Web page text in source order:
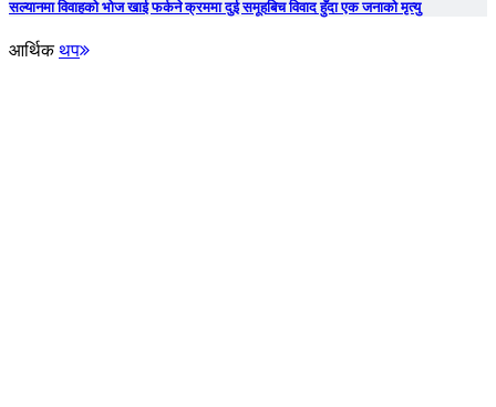
सल्यानमा विवाहको भोज खाई फर्कने क्रममा दुई समूहबिच विवाद हुँदा एक जनाको मृत्यु
आर्थिक थप